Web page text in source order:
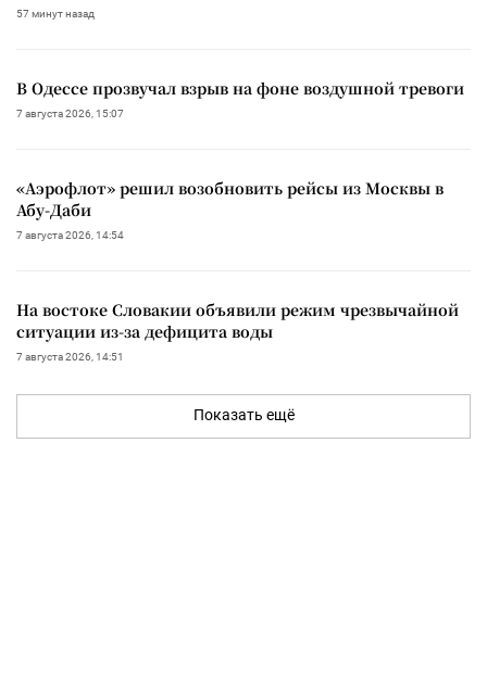
57 минут назад
В Одессе прозвучал взрыв на фоне воздушной тревоги
7 августа 2026, 15:07
«Аэрофлот» решил возобновить рейсы из Москвы в
Абу-Даби
7 августа 2026, 14:54
На востоке Словакии объявили режим чрезвычайной
ситуации из-за дефицита воды
7 августа 2026, 14:51
Показать ещё